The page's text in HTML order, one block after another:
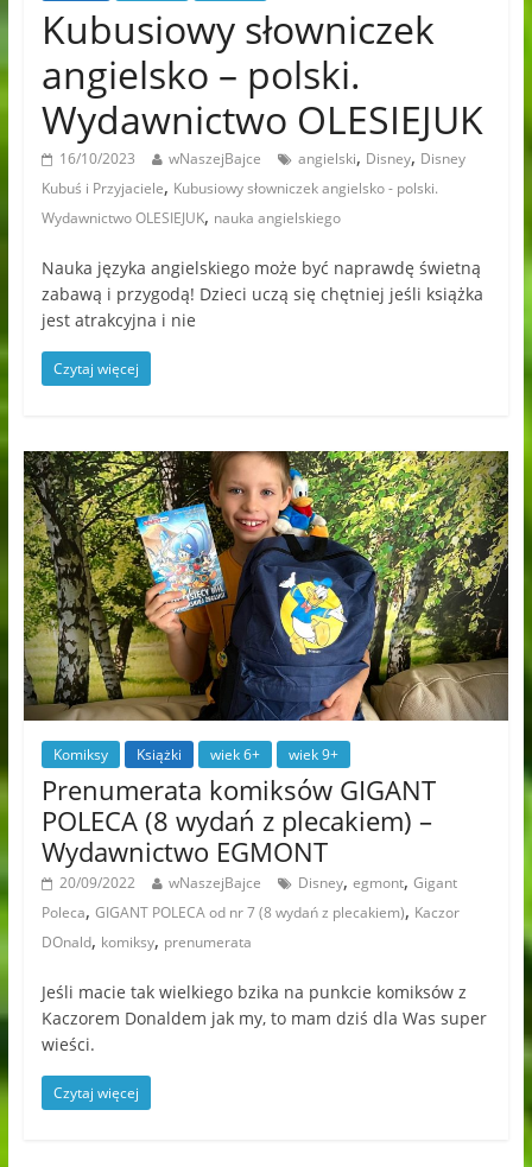
Kubusiowy słowniczek
angielsko – polski.
Wydawnictwo OLESIEJUK
16/10/2023 wNaszejBajce angielski, Disney, Disney
Kubuś i Przyjaciele, Kubusiowy słowniczek angielsko - polski.
Wydawnictwo OLESIEJUK, nauka angielskiego
Nauka języka angielskiego może być naprawdę świetną
zabawą i przygodą! Dzieci uczą się chętniej jeśli książka
jest atrakcyjna i nie
Czytaj więcej
Komiksy Książki wiek 6+ wiek 9+
Prenumerata komiksów GIGANT
POLECA (8 wydań z plecakiem) –
Wydawnictwo EGMONT
20/09/2022 wNaszejBajce Disney, egmont, Gigant
Poleca, GIGANT POLECA od nr 7 (8 wydań z plecakiem), Kaczor
DOnald, komiksy, prenumerata
Jeśli macie tak wielkiego bzika na punkcie komiksów z
Kaczorem Donaldem jak my, to mam dziś dla Was super
wieści.
Czytaj więcej